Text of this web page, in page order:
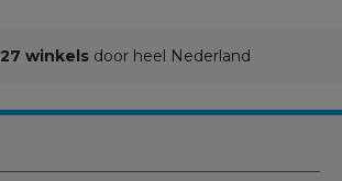
27 winkels door heel Nederland